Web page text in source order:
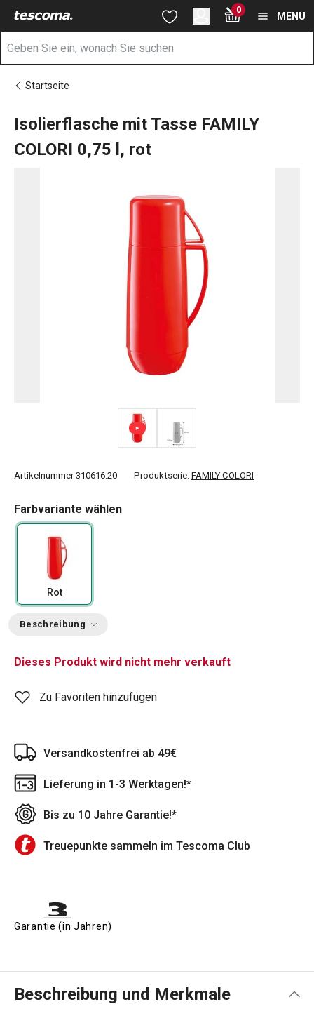
Sie befinden sich auf der Isolierflasche mit Tasse FAMILY
Zum Hauptinhalt springen
Zur Suche springen
Zur Navigation springen 0
MENU
Startseite
Isolierflasche mit Tasse FAMILY
COLORI 0,75 l, rot
Artikelnummer 310616.20 Produktserie: FAMILY COLORI
Farbvariante wählen
Rot
Beschreibung
Dieses Produkt wird nicht mehr verkauft
Zu Favoriten hinzufügen
Versandkostenfrei ab 49€
Lieferung in 1-3 Werktagen!*
Bis zu 10 Jahre Garantie!*
Treuepunkte sammeln im Tescoma Club
Garantie (in Jahren)
Beschreibung und Merkmale